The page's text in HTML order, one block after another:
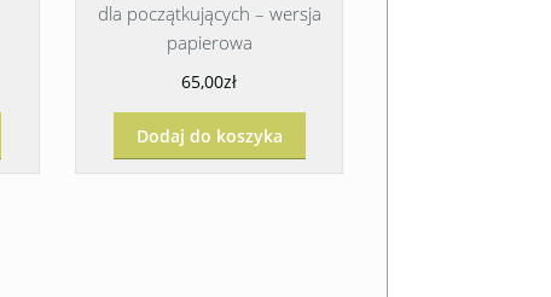
dla początkujących – wersja
papierowa
65,00zł
Dodaj do koszyka